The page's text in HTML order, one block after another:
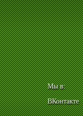
Мы в:
ВКонтакте